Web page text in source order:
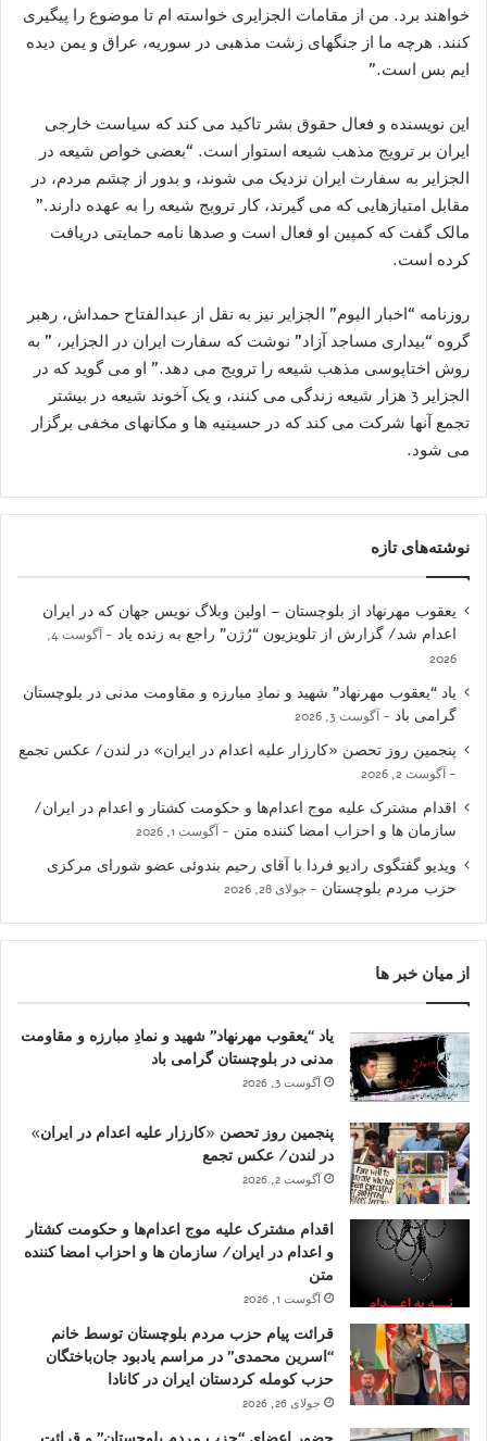
خواهند برد. من از مقامات الجزایری خواسته ام تا موضوع را پیگیری
کنند. هرچه ما از جنگهای زشت مذهبی در سوریه، عراق و یمن دیده
ایم بس است.”
این نویسنده و فعال حقوق بشر تاکید می کند که سیاست خارجی
ایران بر ترویج مذهب شیعه استوار است. “بعضی خواص شیعه در
الجزایر به سفارت ایران نزدیک می شوند، و بدور از چشم مردم، در
مقابل امتیازهایی که می گیرند، کار ترویج شیعه را به عهده دارند.”
مالک گفت که کمپین او فعال است و صدها نامه حمایتی دریافت
کرده است.
روزنامه “اخبار الیوم” الجزایر نیز به نقل از عبدالفتاح حمداش، رهبر
گروه “بیداری مساجد آزاد” نوشت که سفارت ایران در الجزایر، ” به
روش اختاپوسی مذهب شیعه را ترویج می دهد.” او می گوید که در
الجزایر 3 هزار شیعه زندگی می کنند، و یک آخوند شیعه در بیشتر
تجمع آنها شرکت می کند که در حسینیه ها و مکانهای مخفی برگزار
می شود.
نوشته‌های تازه
یعقوب مهرنهاد از بلوچستان – اولین وبلاگ نویس جهان که در ایران
اعدام شد/ گزارش از تلویزیون “رُژن” راجع به زنده یاد
آگوست 4,
2026
یاد “یعقوب مهرنهاد” شهید و نمادِ مبارزه و مقاومت مدنی در بلوچستان
گرامی باد
آگوست 3, 2026
پنجمین روز تحصن «کارزار علیه اعدام در ایران» در لندن/ عکس تجمع
آگوست 2, 2026
اقدام مشترک علیه موج اعدام‌ها و حکومت کشتار و اعدام در ایران/
سازمان ها و احزاب امضا کننده متن
آگوست 1, 2026
ویدیو گفتگوی رادیو فردا با آقای رحیم بندوئی عضو شورای مرکزی
حزب مردم بلوچستان
جولای 28, 2026
از میان خبر ها
یاد “یعقوب مهرنهاد” شهید و نمادِ مبارزه و مقاومت
مدنی در بلوچستان گرامی باد
آگوست 3, 2026
پنجمین روز تحصن «کارزار علیه اعدام در ایران»
در لندن/ عکس تجمع
آگوست 2, 2026
اقدام مشترک علیه موج اعدام‌ها و حکومت کشتار
و اعدام در ایران/ سازمان ها و احزاب امضا کننده
متن
آگوست 1, 2026
قرائت پیام حزب مردم بلوچستان توسط خانم
“اسرین محمدی” در مراسم یادبود جان‌باختگان
حزب کومله کردستان ایران در کانادا
جولای 26, 2026